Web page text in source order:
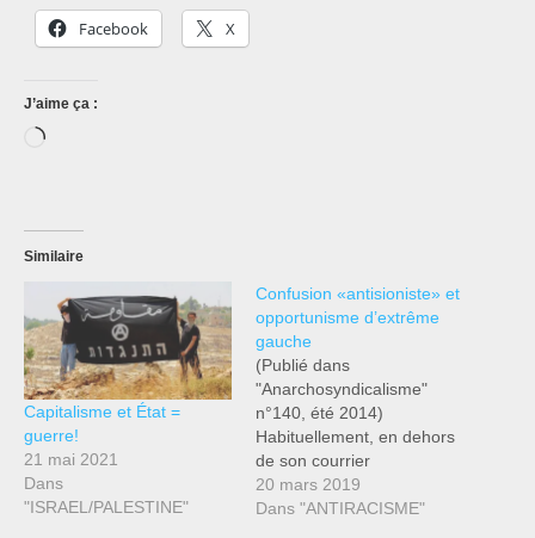
Facebook X
J’aime ça :
Chargement…
Similaire
Capitalisme et État =
guerre!
21 mai 2021
Dans
"ISRAEL/PALESTINE"
Confusion «antisioniste» et
opportunisme d’extrême
gauche
(Publié dans
"Anarchosyndicalisme"
n°140, été 2014)
Habituellement, en dehors
de son courrier
deslecteurs,
Anarchosyndicalisme!
20 mars 2019
Dans "ANTIRACISME"